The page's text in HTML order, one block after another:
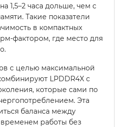
1,5–2 часа дольше, чем с
Такие показатели
в компактных
фактором, где место для
с целью максимальной
LPDDR4X с
которые сами по
Эта
баланса между
работы без